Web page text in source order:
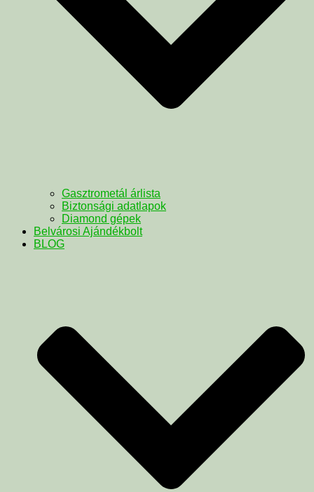
Gasztrometál árlista
Biztonsági adatlapok
Diamond gépek
Belvárosi Ajándékbolt
BLOG